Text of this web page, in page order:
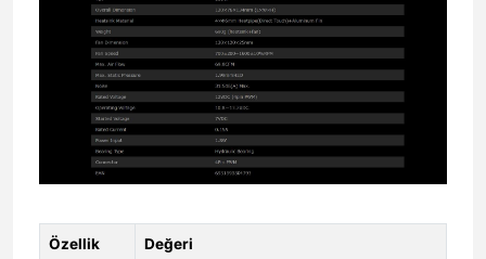
Özellik Değeri